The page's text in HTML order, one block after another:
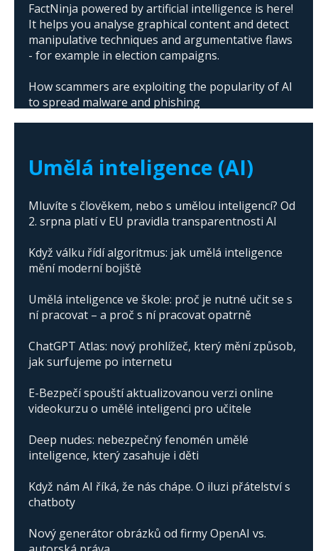
FactNinja powered by artificial intelligence is here!
It helps you analyse graphical content and detect
manipulative techniques and argumentative flaws
- for example in election campaigns.
How scammers are exploiting the popularity of AI
to spread malware and phishing
Umělá inteligence (AI)
Mluvíte s člověkem, nebo s umělou inteligencí? Od
2. srpna platí v EU pravidla transparentnosti AI
Když válku řídí algoritmus: jak umělá inteligence
mění moderní bojiště
Umělá inteligence ve škole: proč je nutné učit se s
ní pracovat – a proč s ní pracovat opatrně
ChatGPT Atlas: nový prohlížeč, který mění způsob,
jak surfujeme po internetu
E-Bezpečí spouští aktualizovanou verzi online
videokurzu o umělé inteligenci pro učitele
Deep nudes: nebezpečný fenomén umělé
inteligence, který zasahuje i děti
Když nám AI říká, že nás chápe. O iluzi přátelství s
chatboty
Nový generátor obrázků od firmy OpenAI vs.